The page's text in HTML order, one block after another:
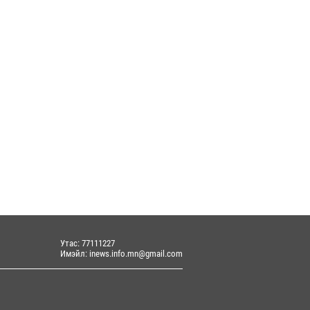
Утас: 77111227
Имэйл: inews.info.mn@gmail.com